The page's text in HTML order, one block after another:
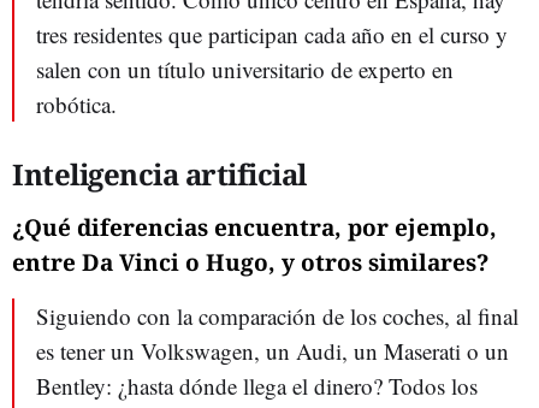
tres residentes que participan cada año en el curso y
salen con un título universitario de experto en
robótica.
Inteligencia artificial
¿Qué diferencias encuentra, por ejemplo,
entre Da Vinci o Hugo, y otros similares?
Siguiendo con la comparación de los coches, al final
es tener un Volkswagen, un Audi, un Maserati o un
Bentley: ¿hasta dónde llega el dinero? Todos los